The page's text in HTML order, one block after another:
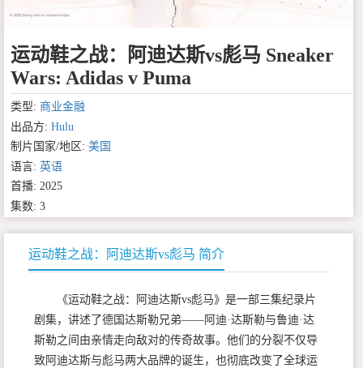
运动鞋之战：阿迪达斯vs彪马 Sneaker
Wars: Adidas v Puma
类型: 商业金融
出品方: Hulu
制片国家/地区: 美国
语言: 英语
首播: 2025
集数: 3
运动鞋之战：阿迪达斯vs彪马 简介
《运动鞋之战：阿迪达斯vs彪马》是一部三集纪录片
剧集，讲述了德国达斯勒兄弟——阿迪·达斯勒与鲁迪·达
斯勒之间由亲情走向敌对的传奇故事。他们的分裂不仅导
致阿迪达斯与彪马两大品牌的诞生，也彻底改变了全球运